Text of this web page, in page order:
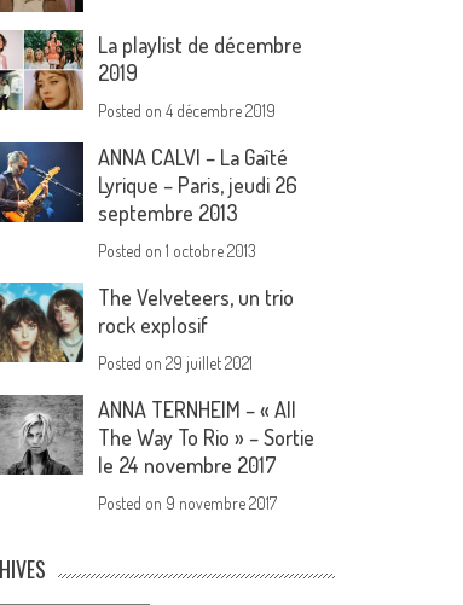
La playlist de décembre
2019
Posted on4 décembre 2019
ANNA CALVI – La Gaîté
Lyrique – Paris, jeudi 26
septembre 2013
Posted on1 octobre 2013
The Velveteers, un trio
rock explosif
Posted on29 juillet 2021
ANNA TERNHEIM – « All
The Way To Rio » – Sortie
le 24 novembre 2017
Posted on 9 novembre 2017